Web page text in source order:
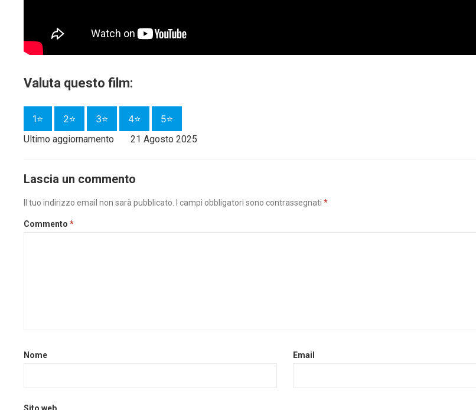
Valuta questo film:
1⭐ 2⭐ 3⭐ 4⭐ 5⭐
Ultimo aggiornamento 21 Agosto 2025
Lascia un commento
Il tuo indirizzo email non sarà pubblicato. I campi obbligatori sono contrassegnati*
Commento*
Nome Email